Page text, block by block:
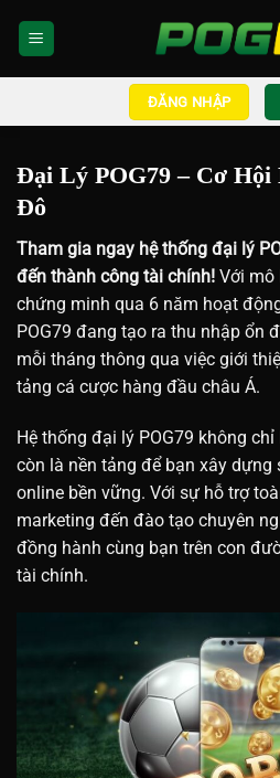
ĐĂNG NHẬP
Đại Lý POG79 – Cơ
Đô
Tham gia ngay hệ thống đại lý
đến thành công tài chính! Với mô
chứng minh qua 6 năm hoạt
POG79 đang tạo ra thu nhập ổn
mỗi tháng thông qua việc giới
tảng cá cược hàng đầu châu Á.
Hệ thống đại lý POG79 không
còn là nền tảng để bạn xây dựng
online bền vững. Với sự hỗ trợ
marketing đến đào tạo chuyên
đồng hành cùng bạn trên con
tài chính.